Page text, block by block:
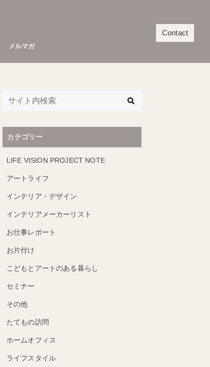
Contact
メルマガ
カテゴリー
LIFE VISION PROJECT NOTE
アートライフ
インテリア・デザイン
インテリアメーカーリスト
お仕事レポート
お片付け
こどもとアートのある暮らし
セミナー
その他
たてもの訪問
ホームオフィス
ライフスタイル